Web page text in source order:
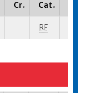
Cr. Cat.
RF